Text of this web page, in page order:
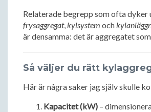
Relaterade begrepp som ofta dyker
frysaggregat,kylsystem och
är densamma: det är aggregatet
Så väljer du rätt
Här är några saker jag själv skulle
Kapacitet (kW) –